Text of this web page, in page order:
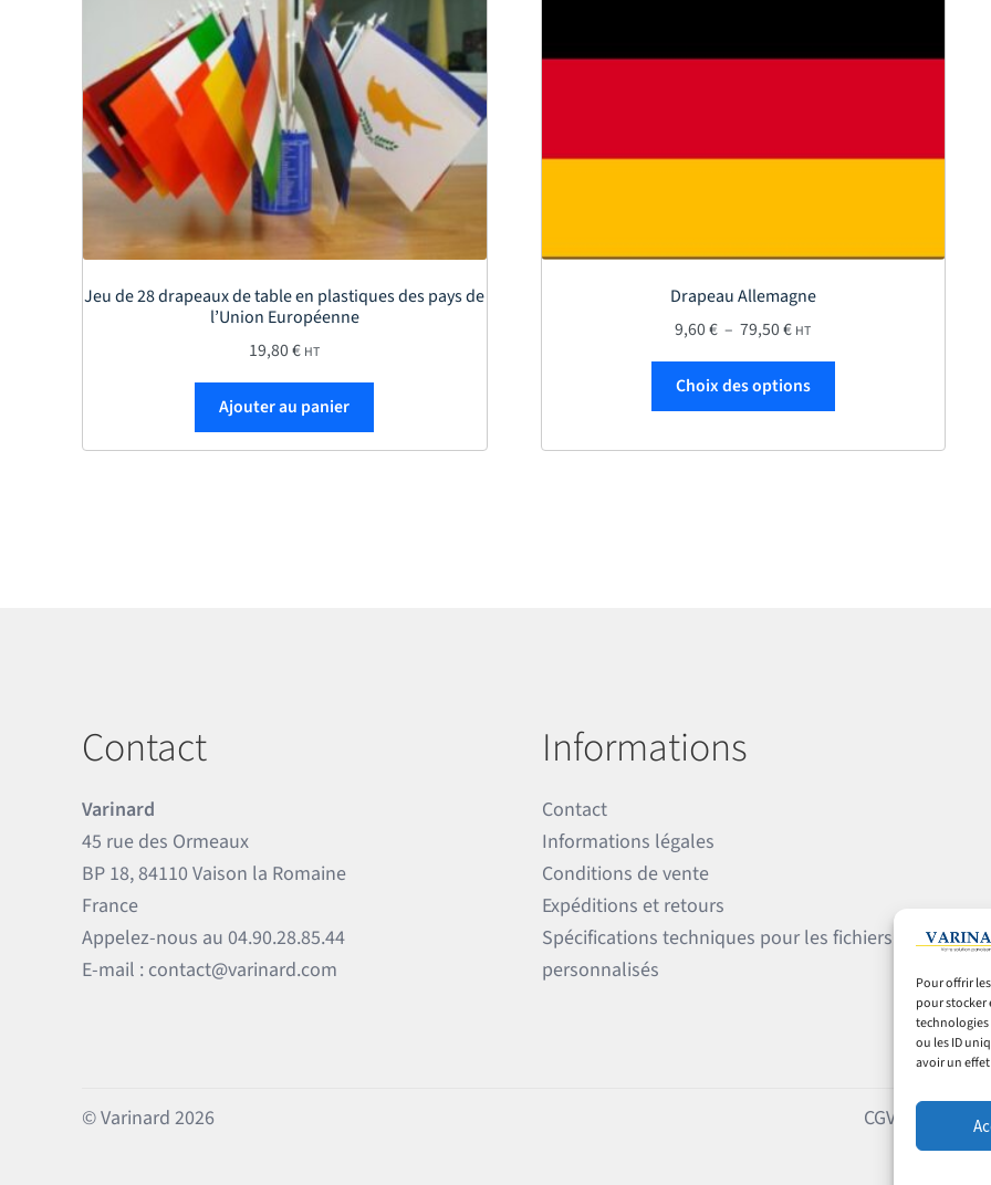
Pour offrir
pour stocker
ou les ID
avoir un
Jeu de 28 drapeaux de table en plastiques des pays de
l’Union Européenne
19,80€ HT
Ajouter au panier
Drapeau Allemagne
9,60€ – 79,50€Plage de prix : 9,60 € à 79,50
HT
Choix des options Ce produit a
Contact
Varinard
45 rue des Ormeaux
BP 18, 84110 Vaison la Romaine
France
Appelez-nous au 04.90.28.85.44
E-mail : contact@varinard.com
Informations
Contact
Informations légales
Conditions de vente
Expéditions et retours
Spécifications techniques pour les fichiers
personnalisés
© Varinard 2026 CGV